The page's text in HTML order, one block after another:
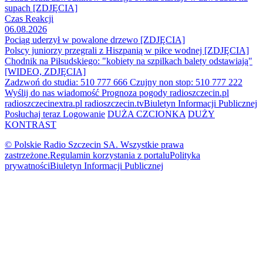
supach [ZDJĘCIA]
Czas Reakcji
06.08.2026
Pociąg uderzył w powalone drzewo [ZDJĘCIA]
Polscy juniorzy przegrali z Hiszpanią w piłce wodnej [ZDJĘCIA]
Chodnik na Piłsudskiego: "kobiety na szpilkach balety odstawiają"
[WIDEO, ZDJĘCIA]
Zadzwoń do studia: 510 777 666 Czujny non stop: 510 777 222
Wyślij do nas wiadomość Prognoza pogody radioszczecin.pl
radioszczecinextra.pl radioszczecin.tvBiuletyn Informacji Publicznej
Posłuchaj teraz Logowanie DUŻA CZCIONKA DUŻY
KONTRAST
© Polskie Radio Szczecin SA. Wszystkie prawa
zastrzeżone.Regulamin korzystania z portaluPolityka
prywatnościBiuletyn Informacji Publicznej